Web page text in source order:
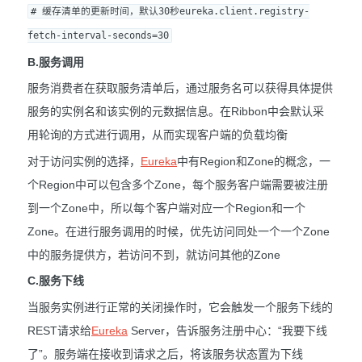
# 缓存清单的更新时间，默认30秒eureka.client.registry-
fetch-interval-seconds=30
B.服务调用
服务消费者在获取服务清单后，通过服务名可以获得具体提供
服务的实例名和该实例的元数据信息。在Ribbon中会默认采
用轮询的方式进行调用，从而实现客户端的负载均衡
对于访问实例的选择， Eureka中有Region和Zone的概念，一
个Region中可以包含多个Zone，每个服务客户端需要被注册
到一个Zone中，所以每个客户端对应一个Region和一个
Zone。在进行服务调用的时候，优先访问同处一个一个Zone
中的服务提供方，若访问不到，就访问其他的Zone
C.服务下线
当服务实例进行正常的关闭操作时，它会触发一个服务下线的
REST请求给Eureka Server，告诉服务注册中心：“我要下线
了”。服务端在接收到请求之后，将该服务状态置为下线